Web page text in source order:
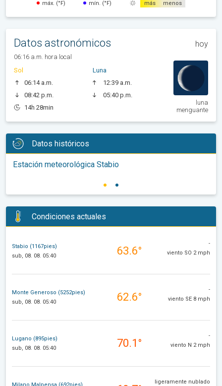
máx. (°F) mín. (°F) más menos
Datos astronómicos hoy
06:16 a.m. hora local
Sol
06:14 a.m.
08:42 p.m.
14h 28min
Luna
12:39 a.m.
05:40 p.m.
luna
menguante
Datos históricos
Estación meteorológica Stabio
Condiciones actuales
Stabio (1167pies)
sub, 08. 08. 05:40
63.6°
-
viento SO 2 mph
Monte Generoso (5252pies)
sub, 08. 08. 05:40
62.6°
-
viento SE 8 mph
Lugano (895pies)
sub, 08. 08. 05:40
70.1°
-
viento N 2 mph
Milano Malpensa (692pies) ligeramente nublado